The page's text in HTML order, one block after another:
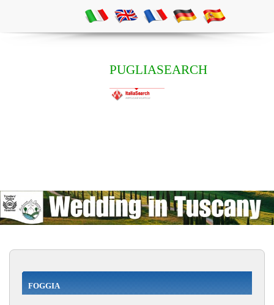
PUGLIASEARCH
FOGGIA